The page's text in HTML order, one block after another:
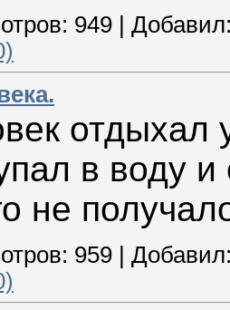
949
отдыхал
в воду
не
959 |